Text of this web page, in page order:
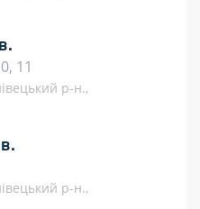
11
р-н.,
р-н.,